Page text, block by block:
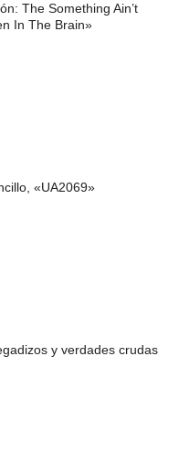
The Something Ain’t
In The Brain»
«UA2069»
y verdades crudas